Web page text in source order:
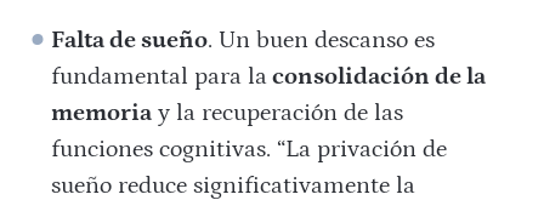
Falta de sueño. Un buen descanso es
fundamental para laconsolidación de la
memoria y la recuperación de las
funciones cognitivas. “La privación de
sueño reduce significativamente la